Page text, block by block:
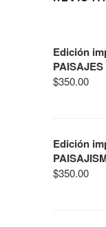
Edición
$350.00
Edición
$350.00